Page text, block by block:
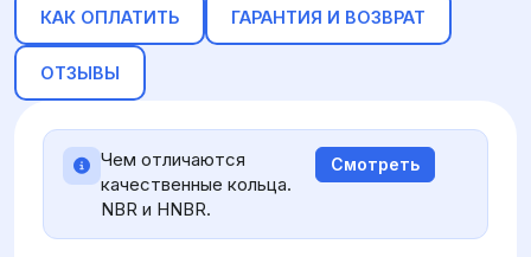
КАК ОПЛАТИТЬ ГАРАНТИЯ И ВОЗВРАТ
ОТЗЫВЫ
Чем отличаются
качественные кольца.
NBR и HNBR.
Смотреть